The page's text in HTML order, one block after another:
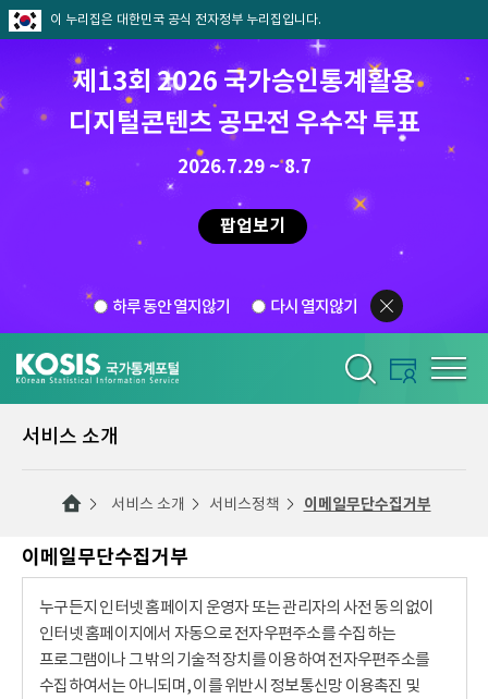
이 누리집은 대한민국 공식 전자정부 누리집입니다.
제13회 2026 국가승인통계활용
디지털콘텐츠 공모전 우수작 투표
2026.7.29 ~ 8.7
팝업보기
하루 동안 열지않기 다시 열지않기
서비스 소개
서비스 소개 서비스정책 이메일무단수집거부
이메일무단수집거부
누구든지 인터넷 홈페이지 운영자 또는 관리자의 사전 동의 없이
인터넷 홈페이지에서 자동으로 전자우편주소를 수집하는
프로그램이나 그 밖의 기술적 장치를 이용하여 전자우편주소를
수집하여서는 아니되며, 이를 위반시 정보통신망 이용촉진 및